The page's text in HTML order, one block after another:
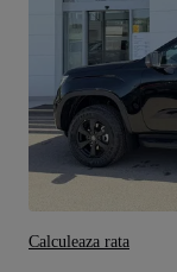
Calculeaza rata